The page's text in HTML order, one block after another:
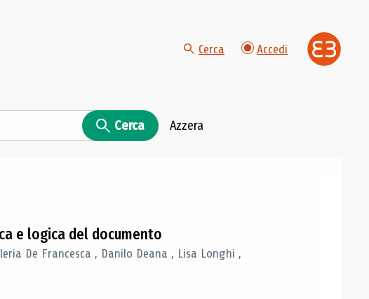
Cerca Accedi
Cerca Azzera
e logica del documento
De Francesca , Danilo Deana , Lisa Longhi ,